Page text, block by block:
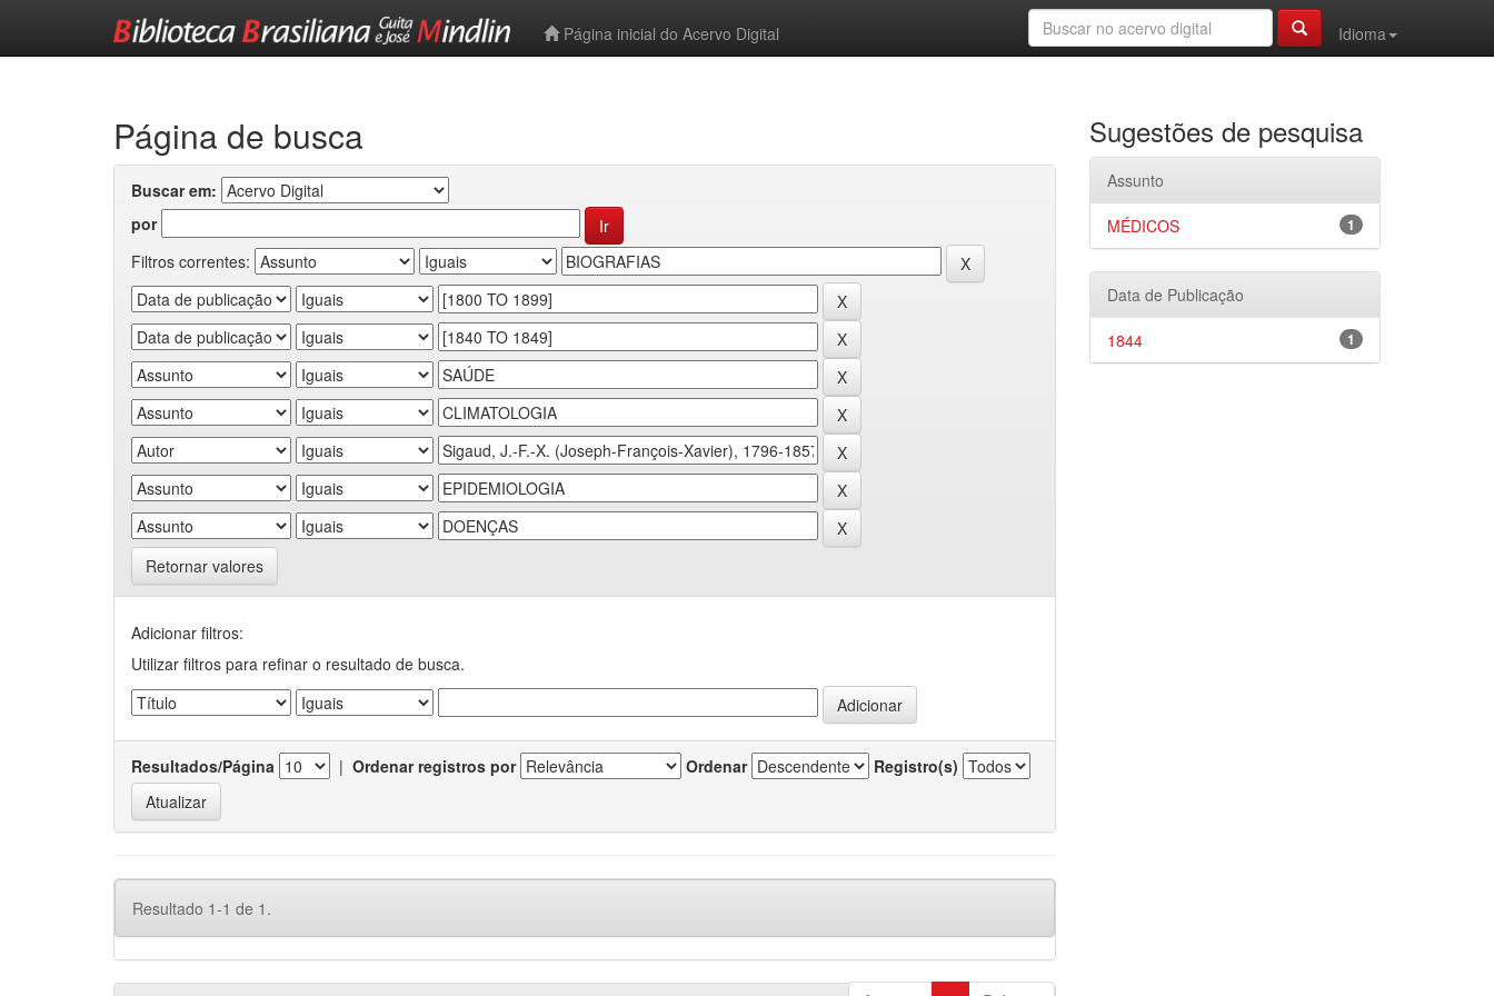
Página inicial do Acervo Digital
Idioma
Página de busca
Buscar em:
por
Filtros correntes:
Retornar valores
Adicionar filtros:
Utilizar filtros para refinar o resultado de busca.
Resultados/Página | Ordenar registros por Ordenar Registro(s)
Resultado 1-1 de 1.
Sugestões de pesquisa
Assunto
1
MÉDICOS
Data de Publicação
1
1844